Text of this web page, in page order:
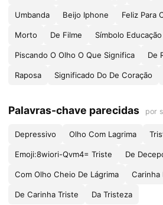
Umbanda Beijo Iphone Feliz Para
Morto De Filme Símbolo
Piscando O Olho O Que Significa De
Raposa Significado Do De Coração
Palavras-chave parecidas por
Depressivo Olho Com Lagrima
Emoji:8wiori-Qvm4= Triste De
Com Olho Cheio De Lágrima Carinha
De Carinha Triste Da Tristeza